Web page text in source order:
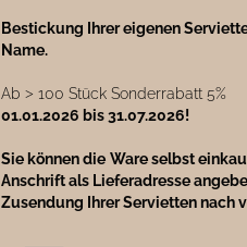
Bestickung Ihrer eigenen
Name.
Ab ˃ 100 Stück Sonderrabatt 5%
01.01.2026 bis 31.07.2026!
Sie können die Ware selbst
Anschrift als Lieferadresse
Zusendung Ihrer Servietten nach